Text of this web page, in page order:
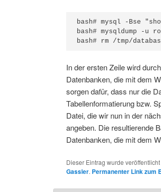
bash# mysql -Bse
bash# mysqldump -u
bash# rm /tmp/
In der ersten Zeile wird durch
Datenbanken, die mit dem
sorgen dafür, dass nur die
Tabellenformatierung bzw.
Datei, die wir nun in der
angeben. Die resultierende
Datenbanken, die mit dem
Dieser Eintrag wurde veröffentlicht
Gassler. Permanenter Link zum